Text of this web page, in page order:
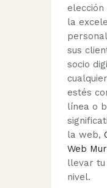
elección
la
sus
socio
estés
línea o
la web,
Web
llevar tu
nivel.